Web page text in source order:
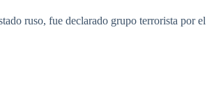
ruso, fue declarado grupo terrorista por el